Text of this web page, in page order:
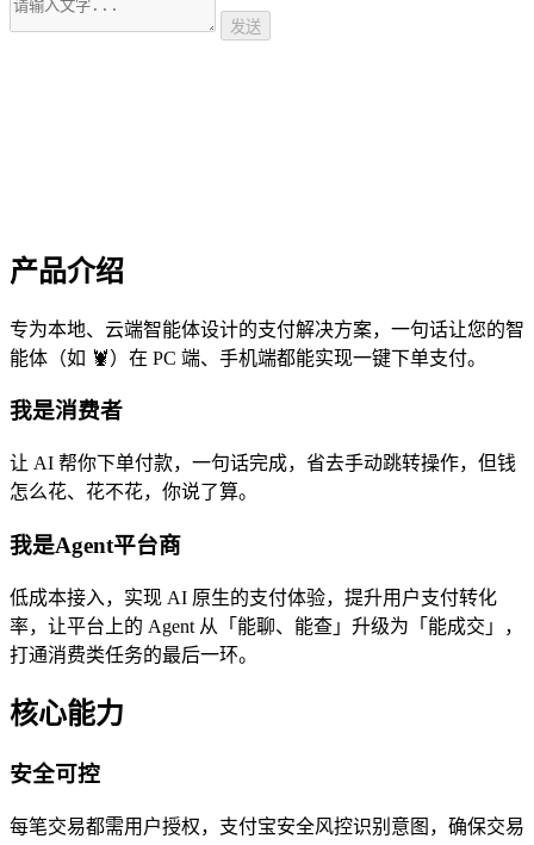
发送
产品介绍
专为本地、云端智能体设计的支付解决方案，一句话让您的智
能体（如 🦞）在 PC 端、手机端都能实现一键下单支付。
我是消费者
让 AI 帮你下单付款，一句话完成，省去手动跳转操作，但钱
怎么花、花不花，你说了算。
我是Agent平台商
低成本接入，实现 AI 原生的支付体验，提升用户支付转化
率，让平台上的 Agent 从「能聊、能查」升级为「能成交」，
打通消费类任务的最后一环。
核心能力
安全可控
每笔交易都需用户授权，支付宝安全风控识别意图，确保交易